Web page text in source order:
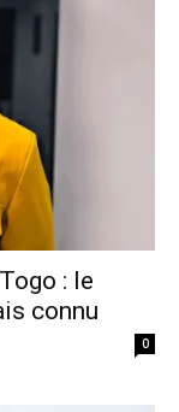
: le
connu
0